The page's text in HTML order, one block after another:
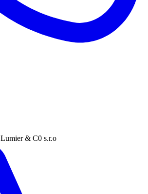
Lumier & C0 s.r.o